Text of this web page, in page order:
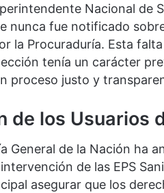
Nacional de
nunca fue notificado
la Procuraduría. Esta
tenía un carácter
proceso justo y
los Usuarios
General de la Nación ha
de las EPS
asegurar que los